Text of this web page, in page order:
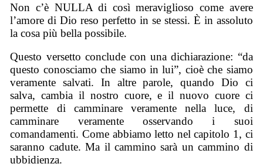
Non c’è NULLA di così meraviglioso come avere
l’amore di Dio reso perfetto in se stessi. È in assoluto
la cosa più bella possibile.
Questo versetto conclude con una dichiarazione: “da
questo conosciamo che siamo in lui”, cioè che siamo
veramente salvati. In altre parole, quando Dio ci
salva, cambia il nostro cuore, e il nuovo cuore ci
permette di camminare veramente nella luce, di
camminare veramente osservando i suoi
comandamenti. Come abbiamo letto nel capitolo 1, ci
saranno cadute. Ma il cammino sarà un cammino di
ubbidienza.